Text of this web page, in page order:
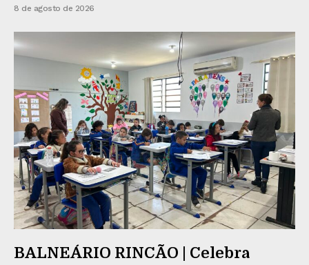
8 de agosto de 2026
BALNEÁRIO RINCÃO | Celebra